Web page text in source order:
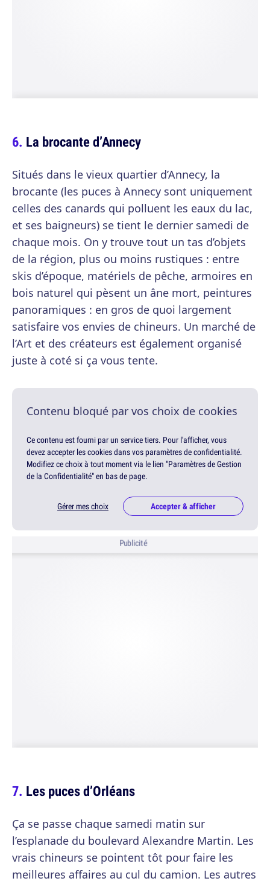
La brocante d’Annecy
Situés dans le vieux quartier d’Annecy, la
brocante (les puces à Annecy sont uniquement
celles des canards qui polluent les eaux du lac,
et ses baigneurs) se tient le dernier samedi de
chaque mois. On y trouve tout un tas d’objets
de la région, plus ou moins rustiques : entre
skis d’époque, matériels de pêche, armoires en
bois naturel qui pèsent un âne mort, peintures
panoramiques : en gros de quoi largement
satisfaire vos envies de chineurs. Un marché de
l’Art et des créateurs est également organisé
juste à coté si ça vous tente.
Contenu bloqué par vos choix de cookies
Ce contenu est fourni par un service tiers. Pour l'afficher, vous
devez accepter les cookies dans vos paramètres de confidentialité.
Modifiez ce choix à tout moment via le lien "Paramètres de Gestion
de la Confidentialité" en bas de page.
Gérer mes choix Accepter & afficher
Publicité
Les puces d’Orléans
Ça se passe chaque samedi matin sur
l’esplanade du boulevard Alexandre Martin. Les
vrais chineurs se pointent tôt pour faire les
meilleures affaires au cul du camion. Les autres